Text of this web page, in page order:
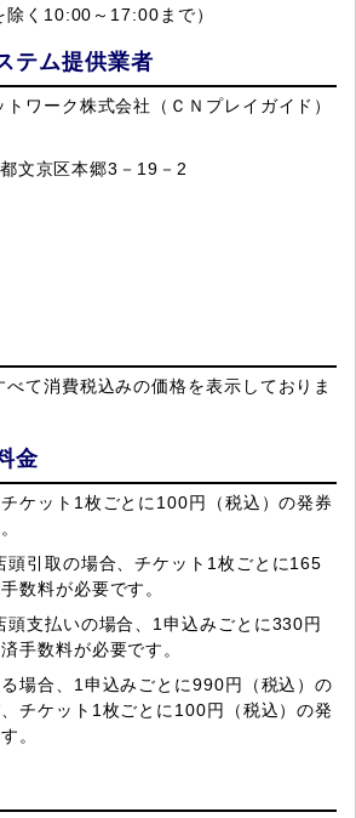
除く10:00～17:00まで）
テム提供業者
ワーク株式会社（ＣＮプレイガイド）
文京区本郷3－19－2
て消費税込みの価格を表示しておりま
金
ケット1枚ごとに100円（税込）の発券
頭引取の場合、チケット1枚ごとに165
数料が必要です。
頭支払いの場合、1申込みごとに330円
手数料が必要です。
場合、1申込みごとに990円（税込）の
チケット1枚ごとに100円（税込）の発
。